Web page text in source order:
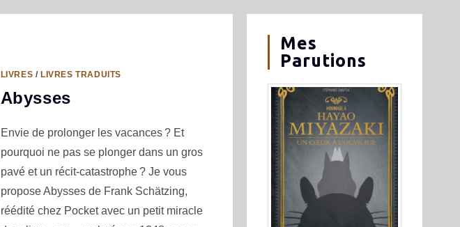
LIVRES / LIVRES TRADUITS
Abysses
Envie de prolonger les vacances ? Et
pourquoi ne pas se plonger dans un gros
pavé et un récit-catastrophe ? Je vous
propose Abysses de Frank Schätzing,
réédité chez Pocket avec un petit miracle
Mes
Parutions